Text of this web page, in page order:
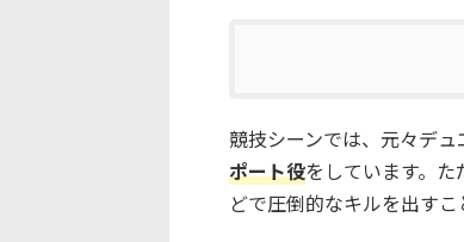
競技シーンでは、元々デ
ポート役をしています。
どで圧倒的なキルを出すこ